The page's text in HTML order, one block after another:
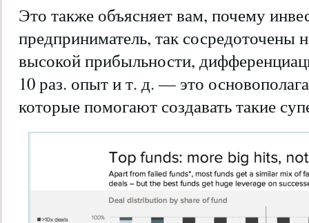
Это также объясняет вам, почему
предприниматель, так сосредоточены
высокой прибыльности,
10 раз. опыт и т. д. — это
которые помогают создавать такие